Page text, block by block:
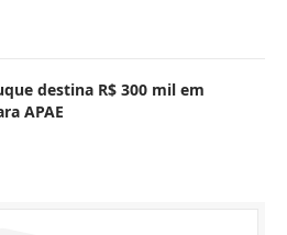
destina R$ 300 mil em
APAE